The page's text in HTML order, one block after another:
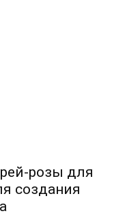
розы для
создания